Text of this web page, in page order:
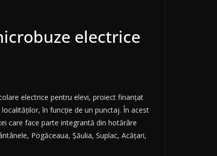
electrice
electrice pentru elevi, proiect finanțat
în funcție de un punctaj. În acest
care face parte integrantă din hotărâre
Pogăceaua, Șăulia, Suplac, Acățari,